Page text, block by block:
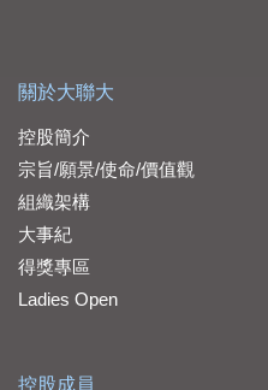
關於大聯大
控股簡介
宗旨/願景/使命/價值觀
組織架構
大事紀
得獎專區
Ladies Open
控股成員